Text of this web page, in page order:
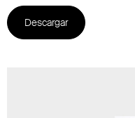
Descargar